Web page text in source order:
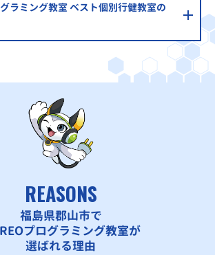
ラミング教室 ベスト個別行健教室の
REASONS
福島県郡山市で
プログラミング教室が
選ばれる理由